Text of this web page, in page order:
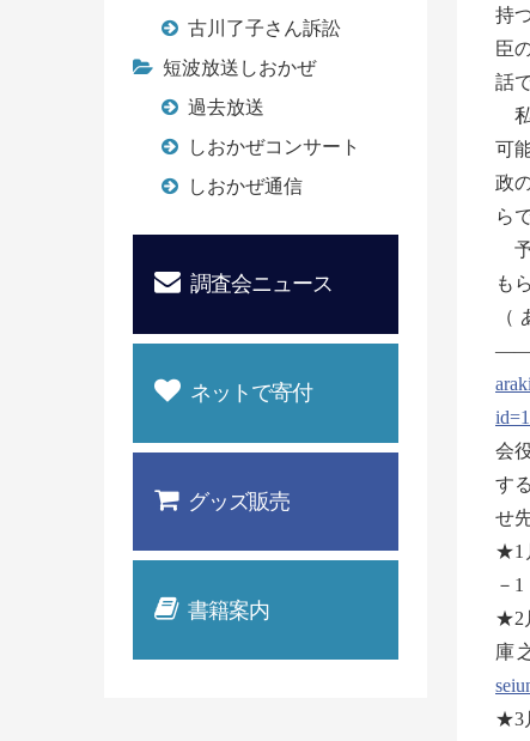
持
臣
話
私
可
政
ら
予
も
会
す
せ
★1
－
★2
庫
★3
古川了子さん訴訟
短波放送しおかぜ
過去放送
しおかぜコンサート
しおかぜ通信
調査会ニュース
ネットで寄付
グッズ販売
書籍案内